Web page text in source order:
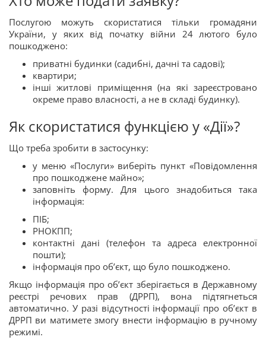
Послугою можуть скористатися тільки громадяни
України, у яких від початку війни 24 лютого було
пошкоджено:
приватні будинки (садибні, дачні та садові);
квартири;
інші житлові приміщення (на які зареєстровано
окреме право власності, а не в складі будинку).
Як скористатися функцією у «Дії»?
Що треба зробити в застосунку:
у меню «Послуги» виберіть пункт «Повідомлення
про пошкоджене майно»;
заповніть форму. Для цього знадобиться така
інформація:
ПІБ;
РНОКПП;
контактні дані (телефон та адреса електронної
пошти);
інформація про об’єкт, що було пошкоджено.
Якщо інформація про об’єкт зберігається в Державному
реєстрі речових прав (ДРРП), вона підтягнеться
автоматично. У разі відсутності інформації про об’єкт в
ДРРП ви матимете змогу внести інформацію в ручному
режимі.